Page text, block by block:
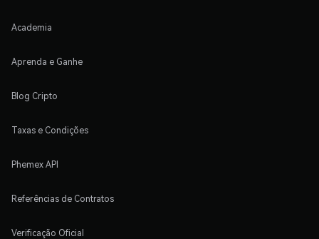
Academia
Aprenda e Ganhe
Blog Cripto
Taxas e Condições
Phemex API
Referências de Contratos
Verificação Oficial